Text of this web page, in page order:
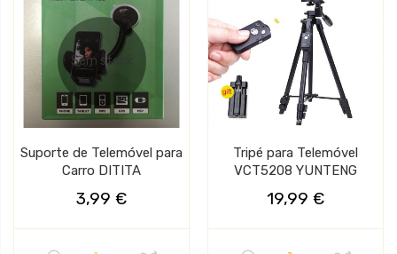
Sem stock
Suporte de Telemóvel para
Carro DITITA
3,99 €
Tripé para Telemóvel
VCT5208 YUNTENG
19,99 €